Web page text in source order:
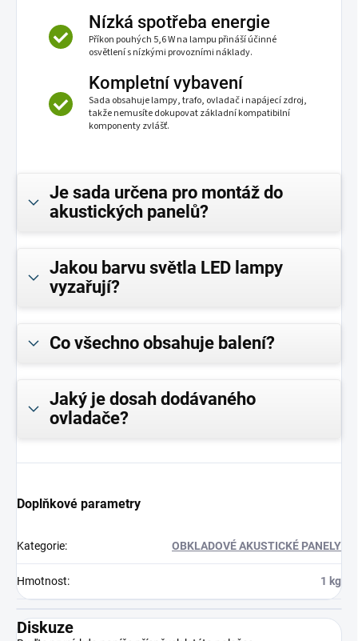
Nízká spotřeba energie
Příkon pouhých 5,6 W na lampu přináší účinné
osvětlení s nízkými provozními náklady.
Kompletní vybavení
Sada obsahuje lampy, trafo, ovladač i napájecí zdroj,
takže nemusíte dokupovat základní kompatibilní
komponenty zvlášť.
Je sada určena pro montáž do
akustických panelů?
Jakou barvu světla LED lampy
vyzařují?
Co všechno obsahuje balení?
Jaký je dosah dodávaného
ovladače?
Doplňkové parametry
Kategorie: OBKLADOVÉ AKUSTICKÉ PANELY
Hmotnost: 1 kg
Diskuze